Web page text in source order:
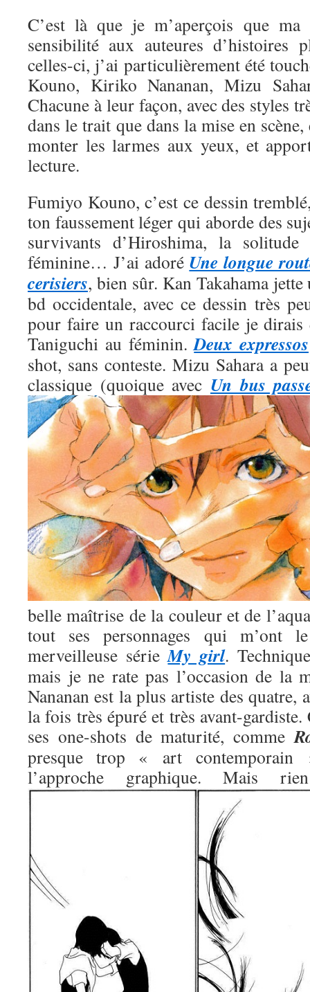
C’est là que je m’aperçois que
sensibilité aux auteures d’histoires
celles-ci, j’ai particulièrement été
Kouno, Kiriko Nananan, Mizu
Chacune à leur façon, avec des styles
dans le trait que dans la mise en
monter les larmes aux yeux, et
lecture.
Fumiyo Kouno, c’est ce dessin
ton faussement léger qui aborde des
survivants d’Hiroshima, la
féminine… J’ai adoré Une longue
cerisiers, bien sûr. Kan Takahama
bd occidentale, avec ce dessin très
pour faire un raccourci facile je dirais
Taniguchi au féminin.Deux expressos
shot, sans conteste. Mizu Sahara a
classique (quoique avec Un bus
belle maîtrise de la couleur et de
tout ses personnages qui m’ont
merveilleuse sérieMy girl.
mais je ne rate pas l’occasion de la
Nananan est la plus artiste des quatre,
la fois très épuré et très avant-
ses one-shots de maturité, comme
presque trop « art contemporain
l’approche graphique. Mais